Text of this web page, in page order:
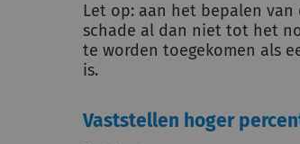
Let op: aan het bepalen
schade al dan niet tot het
te worden toegekomen als
is.
Vaststellen hoger